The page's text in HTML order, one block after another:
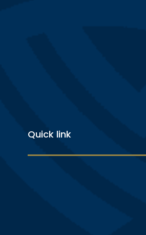
Quick link